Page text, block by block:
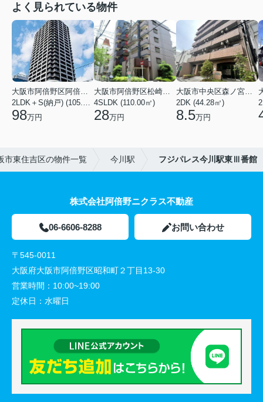
よく見られている物件
98万円
4SLDK (110.00㎡)
28万円
2DK (44.28㎡)
8.5万円
市東住吉区の物件一覧 今川駅 フジパレス今川駅東Ⅲ番館
株式会社阿倍野ニクラス不動産
06-6606-8288 お問い合わせ
〒545-0011
大阪府大阪市阿倍野区昭和町２丁目13-30
営業時間： 10:00~19:00
定休日： 水曜日